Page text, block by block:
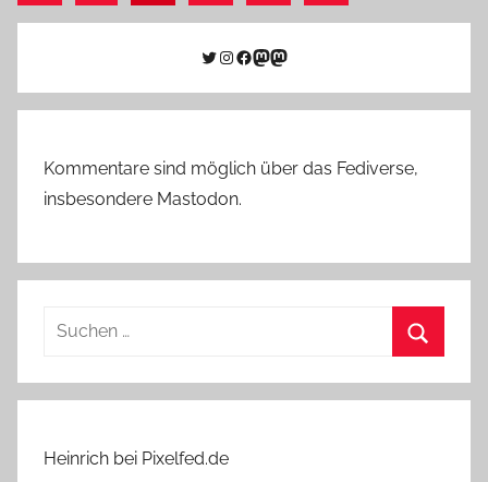
der
Twitter
Instagram
Facebook
Link zu Mastodon
Mastodon
Kommentare sind möglich über das Fediverse,
insbesondere Mastodon.
Suchen
Heinrich bei Pixelfed.de